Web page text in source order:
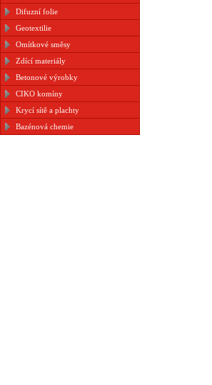
Difuzní folie
Geotextilie
Omítkové směsy
Zdící materiály
Betonové výrobky
CIKO komíny
Krycí sítě a plachty
Bazénová chemie